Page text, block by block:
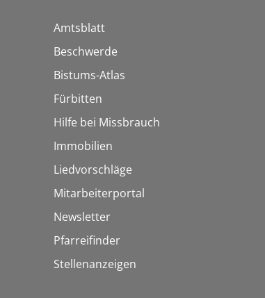
Amtsblatt
Beschwerde
Bistums-Atlas
Fürbitten
Hilfe bei Missbrauch
Immobilien
Liedvorschläge
Mitarbeiterportal
Newsletter
Pfarreifinder
Stellenanzeigen